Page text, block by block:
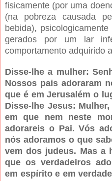
fisicamente (por uma
(na pobreza causada
bebida),
gerados por um lar
comportamento adquirido
Disse-lhe a mulher:
Nossos pais adoraram
que é em Jerusalém o
Disse-lhe Jesus:
em que nem neste
adorareis o Pai. Vós
nós adoramos o que
vem dos judeus. Mas a
que os verdadeiros
em espírito e em